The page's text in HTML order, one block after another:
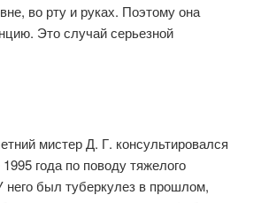
во рту и руках. Поэтому она
Это случай серьезной
мистер Д. Г. консультировался
года по поводу тяжелого
него был туберкулез в прошлом,